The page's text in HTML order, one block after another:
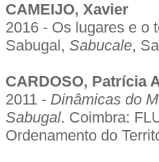
CAMEIJO, Xavier
2016 - Os lugares e o
Sabugal, Sabucale,
CARDOSO, Patrícia
2011 - Dinâmicas do
Sabugal. Coimbra:
Ordenamento do